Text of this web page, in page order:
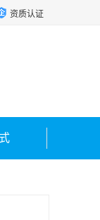
资质认证